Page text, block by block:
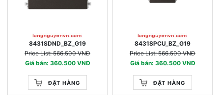
8431SDND_BZ_G19
Price List: 566.500 VNĐ
Giá bán: 360.500 VNĐ
ĐẶT HÀNG
8431SPCU_BZ_G19
Price List: 566.500 VNĐ
Giá bán: 360.500 VNĐ
ĐẶT HÀNG